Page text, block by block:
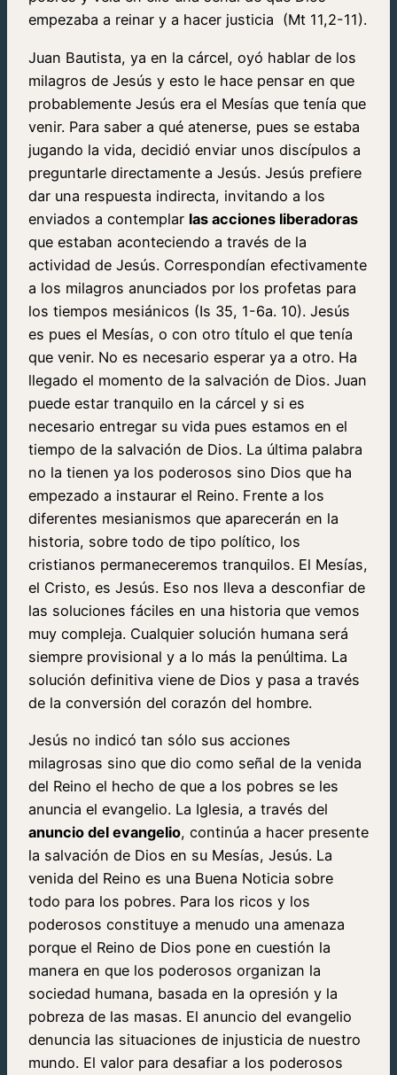
empezaba a reinar y a hacer justicia (Mt 11,2-11).
Juan Bautista, ya en la cárcel, oyó hablar de los
milagros de Jesús y esto le hace pensar en que
probablemente Jesús era el Mesías que tenía que
venir. Para saber a qué atenerse, pues se estaba
jugando la vida, decidió enviar unos discípulos a
preguntarle directamente a Jesús. Jesús prefiere
dar una respuesta indirecta, invitando a los
enviados a contemplar las acciones liberadoras
que estaban aconteciendo a través de la
actividad de Jesús. Correspondían efectivamente
a los milagros anunciados por los profetas para
los tiempos mesiánicos (Is 35, 1-6a. 10). Jesús
es pues el Mesías, o con otro título el que tenía
que venir. No es necesario esperar ya a otro. Ha
llegado el momento de la salvación de Dios. Juan
puede estar tranquilo en la cárcel y si es
necesario entregar su vida pues estamos en el
tiempo de la salvación de Dios. La última palabra
no la tienen ya los poderosos sino Dios que ha
empezado a instaurar el Reino. Frente a los
diferentes mesianismos que aparecerán en la
historia, sobre todo de tipo político, los
cristianos permaneceremos tranquilos. El Mesías,
el Cristo, es Jesús. Eso nos lleva a desconfiar de
las soluciones fáciles en una historia que vemos
muy compleja. Cualquier solución humana será
siempre provisional y a lo más la penúltima. La
solución definitiva viene de Dios y pasa a través
de la conversión del corazón del hombre.
Jesús no indicó tan sólo sus acciones
milagrosas sino que dio como señal de la venida
del Reino el hecho de que a los pobres se les
anuncia el evangelio. La Iglesia, a través del
anuncio del evangelio, continúa a hacer presente
la salvación de Dios en su Mesías, Jesús. La
venida del Reino es una Buena Noticia sobre
todo para los pobres. Para los ricos y los
poderosos constituye a menudo una amenaza
porque el Reino de Dios pone en cuestión la
manera en que los poderosos organizan la
sociedad humana, basada en la opresión y la
pobreza de las masas. El anuncio del evangelio
denuncia las situaciones de injusticia de nuestro
mundo. El valor para desafiar a los poderosos